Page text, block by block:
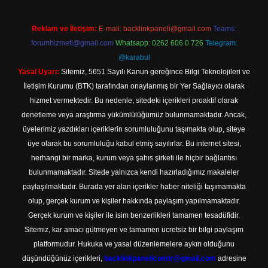
Reklam ve İletişim: E-mail: backlinkpaneli@gmail.com Teams:
forumhizmeti@gmail.com Whatsapp: 0262 606 0 726 Telegram:
@karabul
Yasal Uyarı: Sitemiz, 5651 Sayılı Kanun gereğince Bilgi Teknolojileri ve
İletişim Kurumu (BTK) tarafından onaylanmış bir Yer Sağlayıcı olarak
hizmet vermektedir. Bu nedenle, sitedeki içerikleri proaktif olarak
denetleme veya araştırma yükümlülüğümüz bulunmamaktadır. Ancak,
üyelerimiz yazdıkları içeriklerin sorumluluğunu taşımakta olup, siteye
üye olarak bu sorumluluğu kabul etmiş sayılırlar. Bu internet sitesi,
herhangi bir marka, kurum veya şahıs şirketi ile hiçbir bağlantısı
bulunmamaktadır. Sitede yalnızca kendi hazırladığımız makaleler
paylaşılmaktadır. Burada yer alan içerikler haber niteliği taşımamakta
olup, gerçek kurum ve kişiler hakkında paylaşım yapılmamaktadır.
Gerçek kurum ve kişiler ile isim benzerlikleri tamamen tesadüfidir.
Sitemiz, kar amacı gütmeyen ve tamamen ücretsiz bir bilgi paylaşım
platformudur. Hukuka ve yasal düzenlemelere aykırı olduğunu
düşündüğünüz içerikleri, backlinkpanelicomtr@gmail.com adresine